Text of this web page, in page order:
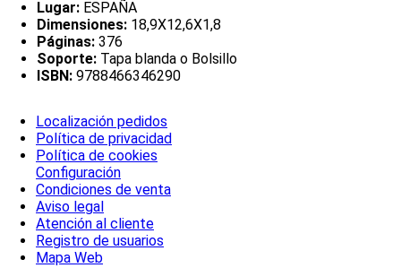
Lugar: ESPAÑA
Dimensiones: 18,9X12,6X1,8
Páginas: 376
Soporte: Tapa blanda o Bolsillo
ISBN: 9788466346290
Localización pedidos
Política de privacidad
Política de cookies
Configuración
Condiciones de venta
Aviso legal
Atención al cliente
Registro de usuarios
Mapa Web